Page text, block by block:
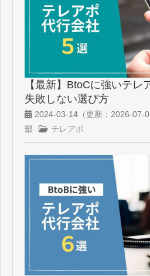
【最新】BtoCに強いテレ
失敗しない選び方
2024-03-14 （更新： 2026-07-
部
テレアポ